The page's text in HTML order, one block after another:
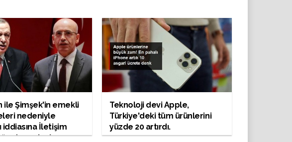
ile Şimşek'in emekli
nedeniyle
iddiasına İletişim
yalanlama
Teknoloji devi Apple,
Türkiye'deki tüm ürünlerini
yüzde 20 artırdı.